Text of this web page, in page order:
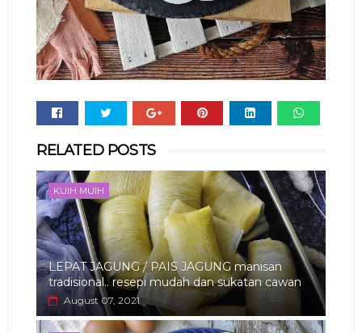
RELATED POSTS
KUIH MUIH
LEPAT JAGUNG / PAIS JAGUNG manisan
tradisional.. resepi mudah dan sukatan cawan
August 07, 2021